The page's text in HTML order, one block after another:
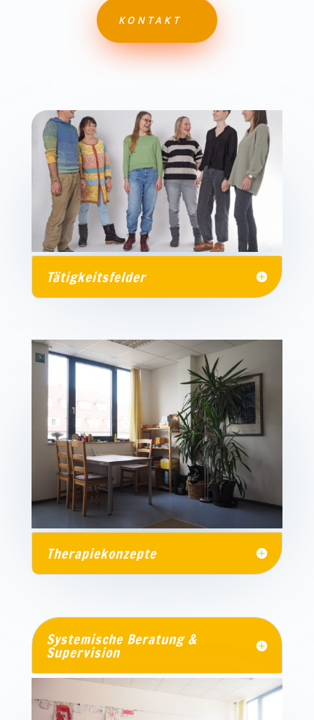
KONTAKT
Tätigkeitsfelder
Therapiekonzepte
Systemische Beratung &
Supervision